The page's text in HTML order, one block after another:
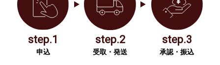
step.1
申込
step.2
受取・発送
step.3
承認・振込